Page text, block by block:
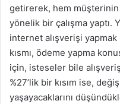
getirerek, hem müşterinin
yönelik bir çalışma yaptı.
internet alışverişi
kısmı, ödeme yapma
için, isteseler bile
%27’lik bir kısım ise,
yaşayacaklarını